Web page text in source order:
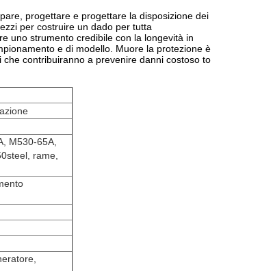
progettare e progettare la disposizione dei
per costruire un dado per tutta
uno strumento credibile con la longevità in
e di modello. Muore la protezione è
contribuiranno a prevenire danni costoso to
M530-65A,
rame,